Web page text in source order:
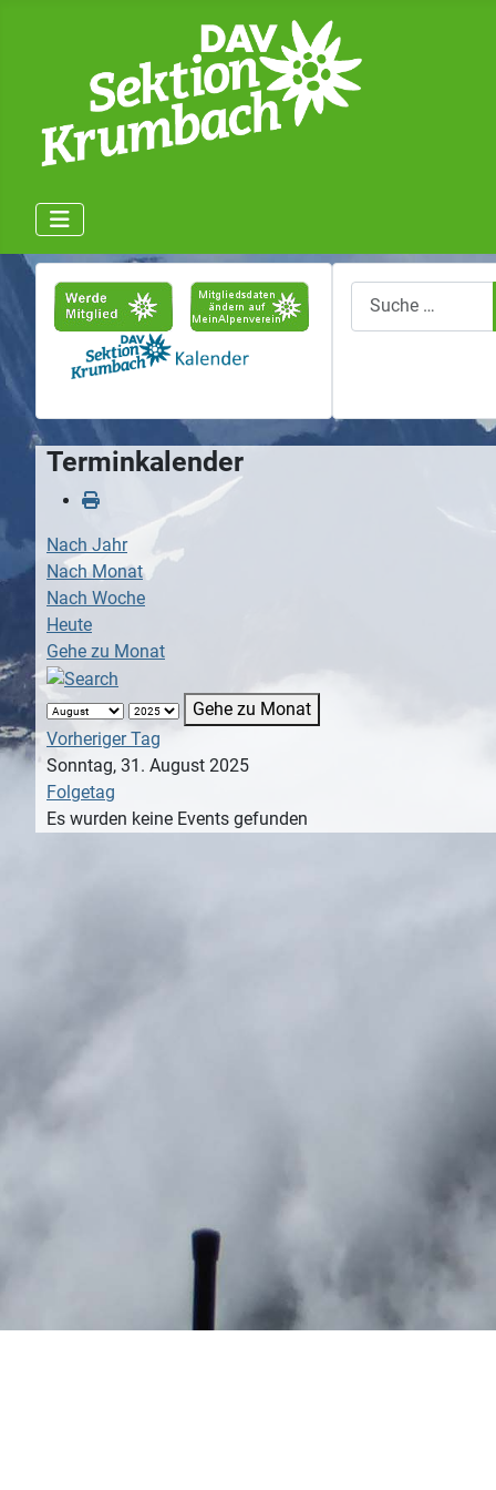
Terminkalender
Nach Jahr
Nach Monat
Nach Woche
Heute
Gehe zu Monat
Gehe zu Monat
Vorheriger Tag
Sonntag, 31. August 2025
Folgetag
Es wurden keine Events gefunden